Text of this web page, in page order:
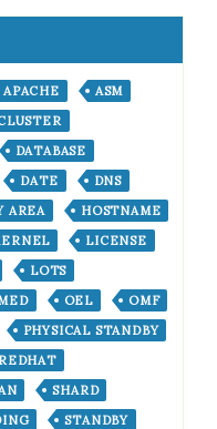
APACHE
ASM
DATABASE
DATE
DNS
AREA
HOSTNAME
LICENSE
LOTS
OEL
OMF
PHYSICAL STANDBY
REDHAT
SHARD
STANDBY